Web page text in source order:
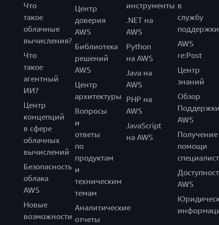
Что
такое
облачные
вычисления?
Что
такое
агентный
ИИ?
Центр
концепций
в сфере
облачных
вычислений
Безопасность
облака
AWS
Новые
возможности
Центр
доверия
AWS
Библиотека
решений
AWS
Центр
архитектуры
Вопросы
и
ответы
по
продуктам
и
техническим
темам
Аналитические
отчеты
инструменты
.NET на
AWS
Python
на AWS
Java на
AWS
PHP на
AWS
JavaScript
на AWS
в
службу
поддержки
AWS
re:Post
Центр
знаний
Обзор
AWS
Получение
помощи
AWS